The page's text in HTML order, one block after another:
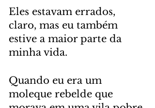
Eles estavam errados,
claro, mas eu também
estive a maior parte da
minha vida.
Quando eu era um
moleque rebelde que